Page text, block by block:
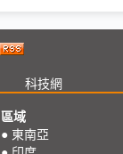
科技網
區域
● 東南亞